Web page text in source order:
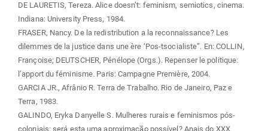
DE LAURETIS, Tereza. Alice doesn’t: feminism, semiotics, cinema.
Indiana: University Press, 1984.
FRASER, Nancy. De la redistribution a la reconnaissance? Les
dilemmes de la justice dans une ère ‘Pos-tsocialiste”. En: COLLIN,
Françoise; DEUTSCHER, Pénélope (Orgs.). Repenser le politique:
l’apport du féminisme. Paris: Campagne Première, 2004.
GARCIA JR., Afrânio R. Terra de Trabalho. Rio de Janeiro, Paz e
Terra, 1983.
GALINDO, Eryka Danyelle S. Mulheres rurais e feminismos pós-
coloniais: será esta uma aproximação possível? Anais do XXX